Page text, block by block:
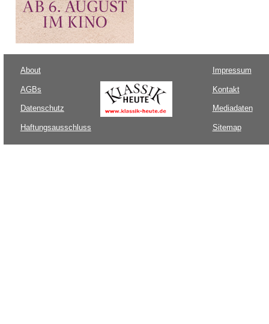
About
AGBs
Datenschutz
Haftungsausschluss
Impressum
Kontakt
Mediadaten
Sitemap